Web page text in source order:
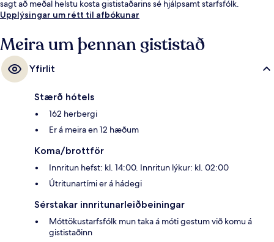
sagt að meðal helstu kosta gististaðarins sé hjálpsamt starfsfólk.
Upplýsingar um rétt til afbókunar
Meira um þennan gististað
Yfirlit
Stærð hótels
162 herbergi
Er á meira en 12 hæðum
Koma/brottför
Innritun hefst: kl. 14:00. Innritun lýkur: kl. 02:00
Útritunartími er á hádegi
Sérstakar innritunarleiðbeiningar
Móttökustarfsfólk mun taka á móti gestum við komu á
gististaðinn